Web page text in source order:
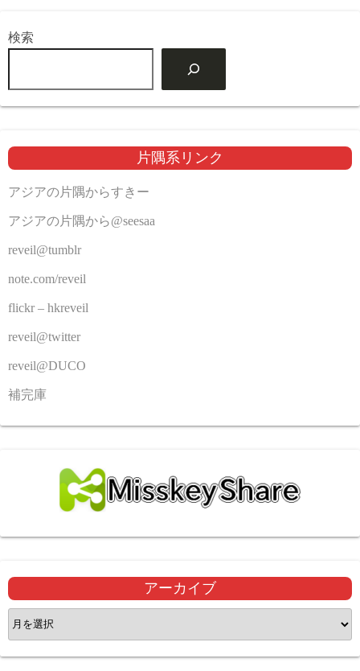
検索
片隅系リンク
アジアの片隅からすきー
アジアの片隅から@seesaa
reveil@tumblr
note.com/reveil
flickr – hkreveil
reveil@twitter
reveil@DUCO
補完庫
アーカイブ
ア
ー
カ